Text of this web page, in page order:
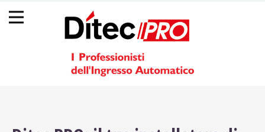
Jump
to
top
☰